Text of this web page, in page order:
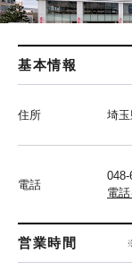
基本情報
住所 埼
電話
048-
電
営業時間